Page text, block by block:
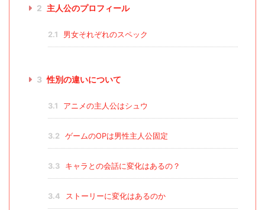
2 主人公のプロフィール
2.1 男女それぞれのスペック
3 性別の違いについて
3.1 アニメの主人公はシュウ
3.2 ゲームのOPは男性主人公固定
3.3 キャラとの会話に変化はあるの？
3.4 ストーリーに変化はあるのか